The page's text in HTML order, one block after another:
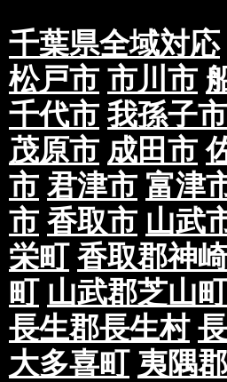
千葉県全域対応
松戸市 市川市
千代市 我孫子市
茂原市 成田市
市 君津市 富津
市 香取市 山武
栄町 香取郡神
町 山武郡芝山町
長生郡長生村
大多喜町 夷隅